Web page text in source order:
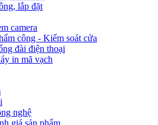
lắp đặt
camera
công - Kiểm soát cửa
đài điện thoại
in mã vạch
nghệ
giá sản phẩm